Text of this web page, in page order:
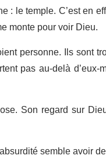
le temple. C’est en
monte pour voir Dieu.
personne. Ils sont
pas au-delà d’eux-
Son regard sur
semble avoir